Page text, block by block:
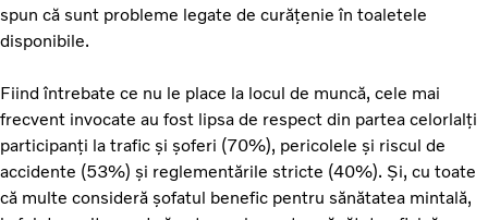
spun că sunt probleme legate de curățenie în toaletele
disponibile.
Fiind întrebate ce nu le place la locul de muncă, cele mai
frecvent invocate au fost lipsa de respect din partea celorlalți
participanți la trafic și șoferi (70%), pericolele și riscul de
accidente (53%) și reglementările stricte (40%). Și, cu toate
că multe consideră șofatul benefic pentru sănătatea mintală,